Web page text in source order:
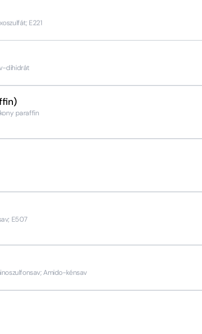
E221
dihidrát
paraffin
E507
Amido-kénsav